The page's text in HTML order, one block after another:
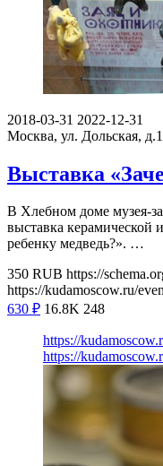
2018-03-31 2022-12-31
Москва, ул. Дольская, д.1
Выставка
В Хлебном доме музея-
выставка керамической
ребенку медведь?». …
350 RUB https://
https://kudamoscow.ru/
630 ₽ 16.8K 248
https://
https://